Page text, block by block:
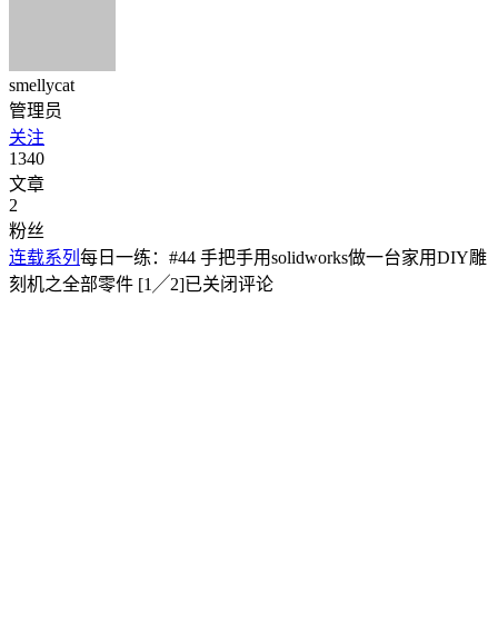
smellycat
管理员
关注
1340
文章
2
粉丝
连载系列 每日一练：#44 手把手用solidworks做一台家用DIY雕
刻机之全部零件 [1╱2]已关闭评论